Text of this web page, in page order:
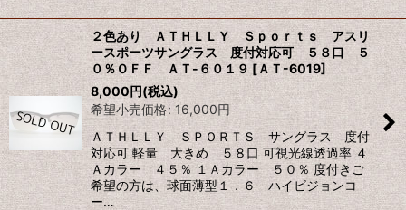
２色あり ＡＴＨＬＬＹ Ｓｐｏｒｔｓ アスリ
ースポーツサングラス 度付対応可 ５８口 ５
０％ＯＦＦ ＡＴ-６０１９ [ＡＴ-6019]
8,000円(税込)
希望小売価格: 16,000円
ＡＴＨＬＬＹ ＳＰＯＲＴＳ サングラス 度付
対応可 軽量 大きめ ５８口 可視光線透過率 ４
Ａカラー ４５％ １Ａカラー ５０％ 度付きご
希望の方は、球面薄型１．６ ハイビジョンコ
ー…